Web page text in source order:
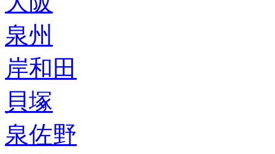
泉州
岸和田
貝塚
泉佐野